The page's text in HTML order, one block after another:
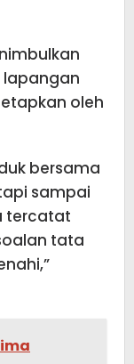
oleh
bersama
sampai
tercatat
tata